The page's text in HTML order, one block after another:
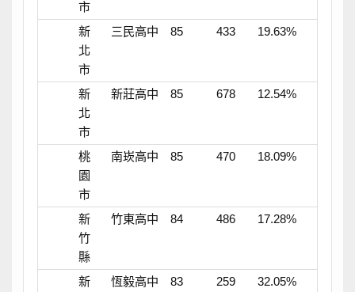
市
新
北
市
三民高中 85 433 19.63%
新
北
市
新莊高中 85 678 12.54%
桃
園
市
南崁高中 85 470 18.09%
新
竹
縣
竹東高中 84 486 17.28%
新
恆毅高中 83 259 32.05%